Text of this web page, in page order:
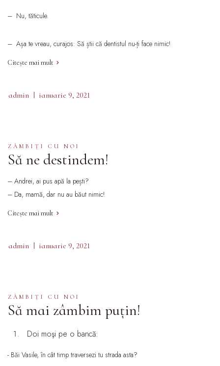
– Nu, tăticule.
– Așa te vreau, curajos. Să știi că dentistul nu-ți face nimic!
Citește mai mult
admin ianuarie 9, 2021
ZÂMBIŢI CU NOI
Să ne destindem!
– Andrei, ai pus apă la pești?
– Da, mamă, dar nu au băut nimic!
Citește mai mult
admin ianuarie 9, 2021
ZÂMBIŢI CU NOI
Să mai zâmbim puţin!
Doi moşi pe o bancă:
- Băi Vasile, în cât timp traversezi tu strada asta?